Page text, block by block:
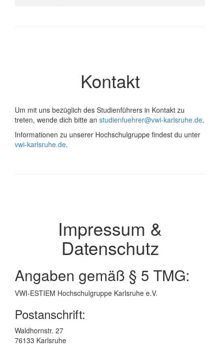
Kontakt
Um mit uns bezüglich des Studienführers in Kontakt zu
treten, wende dich bitte an studienfuehrer@vwi-karlsruhe.de.
Informationen zu unserer Hochschulgruppe findest du unter
vwi-karlsruhe.de.
Impressum &
Datenschutz
Angaben gemäß § 5 TMG:
VWI-ESTIEM Hochschulgruppe Karlsruhe e.V.
Postanschrift:
Waldhornstr. 27
76133 Karlsruhe